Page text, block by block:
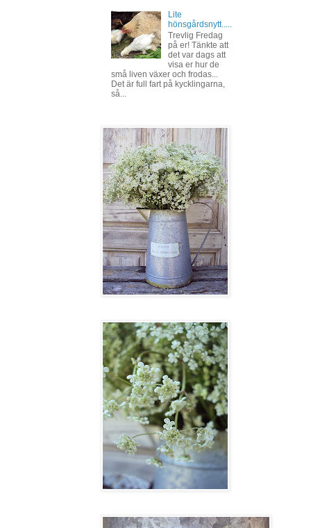
Lite
hönsgårdsnytt.....
Trevlig Fredag
på er! Tänkte att
det var dags att
visa er hur de
små liven växer och frodas...
Det är full fart på kycklingarna,
så...